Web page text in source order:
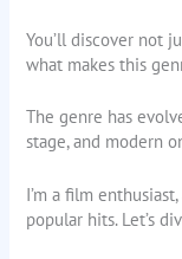
You’ll discover not
what makes this
The genre has
stage, and modern
I’m a film
popular hits. Let’s